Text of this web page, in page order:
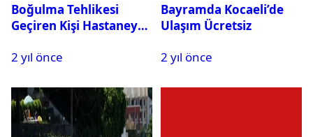
Boğulma Tehlikesi
Geçiren Kişi Hastaneye
2 yıl önce
Bayramda Kocaeli’de
Ulaşım Ücretsiz
2 yıl önce